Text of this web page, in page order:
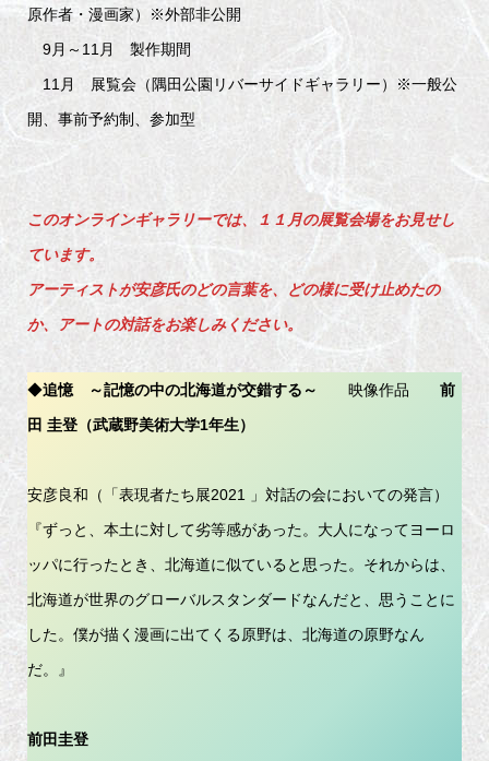
原作者・漫画家）※外部非公開
9月～11月 製作期間
11月 展覧会（隅田公園リバーサイドギャラリー）※一般公
開、事前予約制、参加型
このオンラインギャラリーでは、１１月の展覧会場をお見せし
ています。
アーティストが安彦氏のどの言葉を、どの様に受け止めたの
か、アートの対話をお楽しみください。
◆追憶 ～記憶の中の北海道が交錯する～ 映像作品 前
田 圭登（武蔵野美術大学1年生）
安彦良和（「表現者たち展2021 」対話の会においての発言）
『ずっと、本土に対して劣等感があった。大人になってヨーロ
ッパに行ったとき、北海道に似ていると思った。それからは、
北海道が世界のグローバルスタンダードなんだと、思うことに
した。僕が描く漫画に出てくる原野は、北海道の原野なん
だ。』
前田圭登